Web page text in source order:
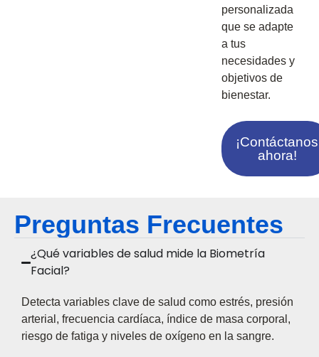
personalizada
que se adapte
a tus
necesidades y
objetivos de
bienestar.
¡Contáctanos
ahora!
Preguntas Frecuentes
¿Qué variables de salud mide la Biometría
Facial?
Detecta variables clave de salud como estrés, presión
arterial, frecuencia cardíaca, índice de masa corporal,
riesgo de fatiga y niveles de oxígeno en la sangre.